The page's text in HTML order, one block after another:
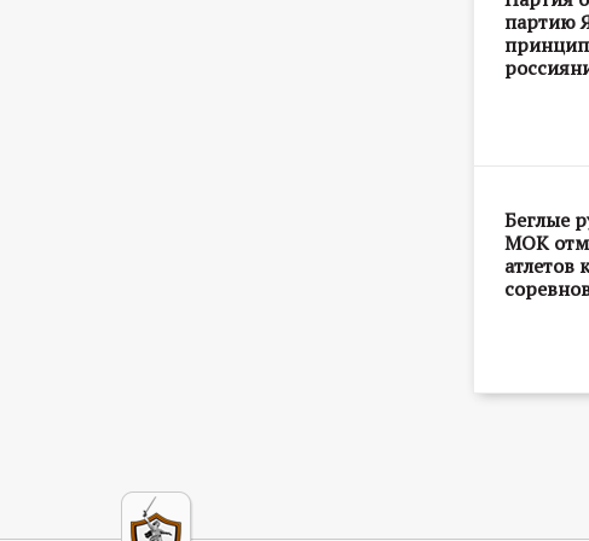
партию
Беглые
МОК